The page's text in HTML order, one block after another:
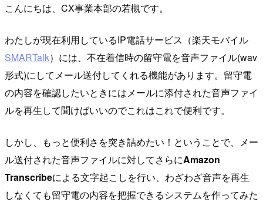
こんにちは、CX事業本部の若槻です。
わたしが現在利用しているIP電話サービス（楽天モバイル
SMARTalk）には、不在着信時の留守電を音声ファイル(wav
形式)にしてメール送付してくれる機能があります。留守電
の内容を確認したいときにはメールに添付された音声ファイ
ルを再生して聞けばいいのでこれはこれで便利です。
しかし、もっと便利さを突き詰めたい！ということで、メー
ル送付された音声ファイルに対してさらにAmazon
Transcribeによる文字起こしを行い、わざわざ音声を再生
しなくても留守電の内容を把握できるシステムを作ってみた